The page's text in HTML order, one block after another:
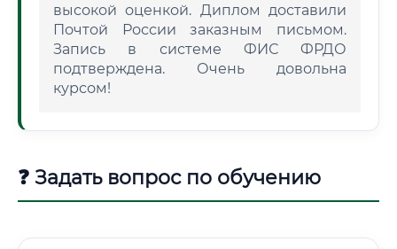
высокой оценкой. Диплом доставили
Почтой России заказным письмом.
Запись в системе ФИС ФРДО
подтверждена. Очень довольна
курсом!
❓ Задать вопрос по обучению